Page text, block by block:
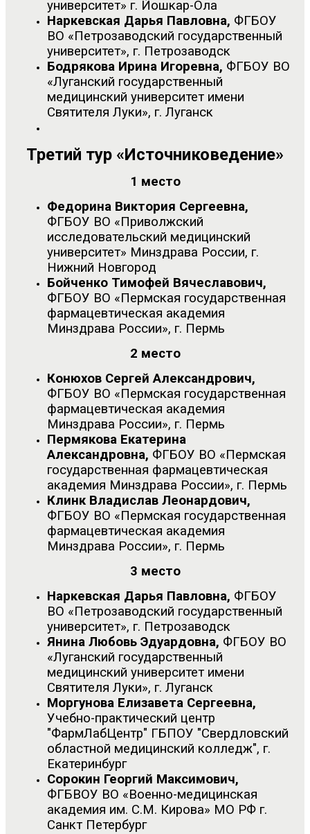
университет» г. Йошкар-Ола
Наркевская Дарья Павловна, ФГБОУ
ВО «Петрозаводский государственный
университет», г. Петрозаводск
Бодрякова Ирина Игоревна, ФГБОУ ВО
«Луганский государственный
медицинский университет имени
Святителя Луки», г. Луганск
Третий тур «Источниковедение»
1 место
Федорина Виктория Сергеевна,
ФГБОУ ВО «Приволжский
исследовательский медицинский
университет» Минздрава России, г.
Нижний Новгород
Бойченко Тимофей Вячеславович,
ФГБОУ ВО «Пермская государственная
фармацевтическая академия
Минздрава России», г. Пермь
2 место
Конюхов Сергей Александрович,
ФГБОУ ВО «Пермская государственная
фармацевтическая академия
Минздрава России», г. Пермь
Пермякова Екатерина
Александровна, ФГБОУ ВО «Пермская
государственная фармацевтическая
академия Минздрава России», г. Пермь
Клинк Владислав Леонардович,
ФГБОУ ВО «Пермская государственная
фармацевтическая академия
Минздрава России», г. Пермь
3 место
Наркевская Дарья Павловна, ФГБОУ
ВО «Петрозаводский государственный
университет», г. Петрозаводск
Янина Любовь Эдуардовна, ФГБОУ ВО
«Луганский государственный
медицинский университет имени
Святителя Луки», г. Луганск
Моргунова Елизавета Сергеевна,
Учебно-практический центр
"ФармЛабЦентр" ГБПОУ "Свердловский
областной медицинский колледж", г.
Екатеринбург
Сорокин Георгий Максимович,
ФГБВОУ ВО «Военно-медицинская
академия им. С.М. Кирова» МО РФ г.
Санкт Петербург